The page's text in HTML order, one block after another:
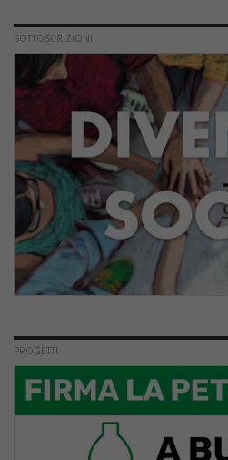
SOTTOSCRIZIONI
PROGETTI